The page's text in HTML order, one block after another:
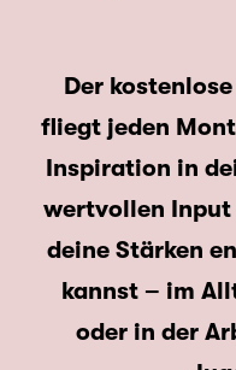
Der
fliegt jeden
Inspiration in
wertvollen Input
deine Stärken
kannst – im
oder in der